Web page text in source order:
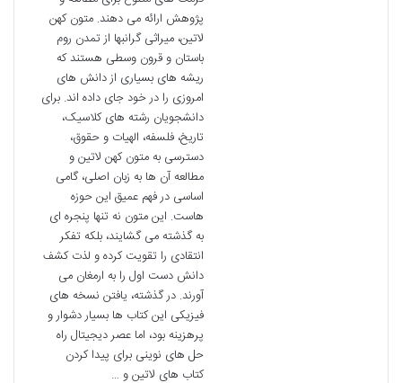
پژوهش ارائه می دهند. متون کهن
لاتین، میراثی گرانبها از تمدن روم
باستان و قرون وسطی هستند که
ریشه های بسیاری از دانش های
امروزی را در خود جای داده اند. برای
دانشجویان رشته های کلاسیک،
تاریخ، فلسفه، الهیات و حقوق،
دسترسی به متون کهن لاتین و
مطالعه آن ها به زبان اصلی، گامی
اساسی در فهم عمیق این حوزه
هاست. این متون نه تنها پنجره ای
به گذشته می گشایند، بلکه تفکر
انتقادی را تقویت کرده و لذت کشف
دانش دست اول را به ارمغان می
آورند. در گذشته، یافتن نسخه های
فیزیکی این کتاب ها بسیار دشوار و
پرهزینه بود، اما عصر دیجیتال راه
حل های نوینی برای پیدا کردن
کتاب های لاتین و …